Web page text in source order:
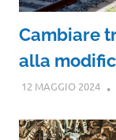
Cambiare
alla
12 MAGGIO 2024